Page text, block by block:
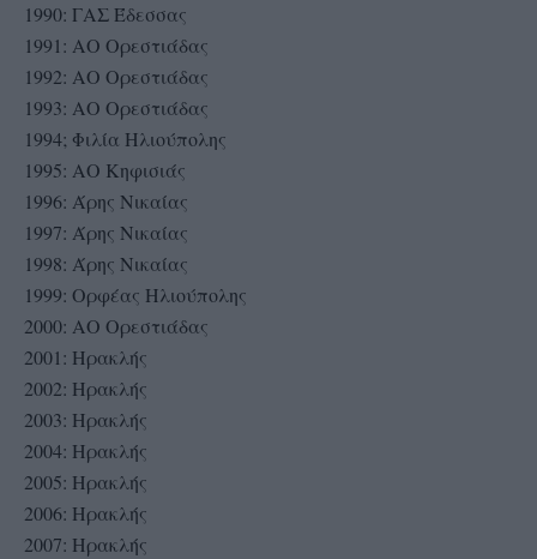
1990: ΓΑΣ Έδεσσας
1991: ΑΟ Ορεστιάδας
1992: ΑΟ Ορεστιάδας
1993: ΑΟ Ορεστιάδας
1994; Φιλία Ηλιούπολης
1995: ΑΟ Κηφισιάς
1996: Άρης Νικαίας
1997: Άρης Νικαίας
1998: Άρης Νικαίας
1999: Ορφέας Ηλιούπολης
2000: ΑΟ Ορεστιάδας
2001: Ηρακλής
2002: Ηρακλής
2003: Ηρακλής
2004: Ηρακλής
2005: Ηρακλής
2006: Ηρακλής
2007: Ηρακλής